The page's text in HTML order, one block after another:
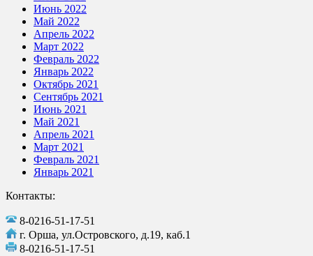
Июнь 2022
Май 2022
Апрель 2022
Март 2022
Февраль 2022
Январь 2022
Октябрь 2021
Сентябрь 2021
Июнь 2021
Май 2021
Апрель 2021
Март 2021
Февраль 2021
Январь 2021
Контакты:
8-0216-51-17-51
г. Орша, ул.Островского, д.19, каб.1
8-0216-51-17-51